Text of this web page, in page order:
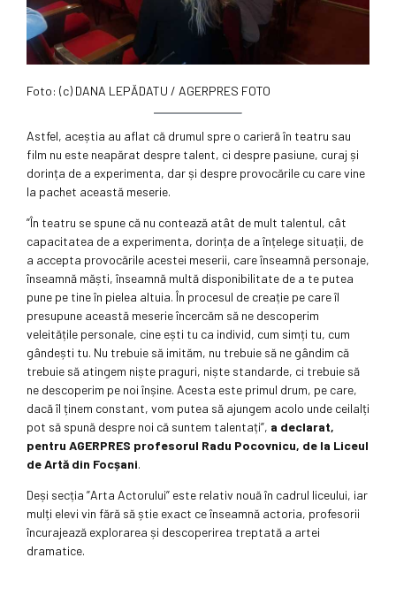
Foto: (c) DANA LEPĂDATU / AGERPRES FOTO
Astfel, aceștia au aflat că drumul spre o carieră în teatru sau
film nu este neapărat despre talent, ci despre pasiune, curaj și
dorința de a experimenta, dar și despre provocările cu care vine
la pachet această meserie.
”În teatru se spune că nu contează atât de mult talentul, cât
capacitatea de a experimenta, dorința de a înțelege situații, de
a accepta provocările acestei meserii, care înseamnă personaje,
înseamnă măști, înseamnă multă disponibilitate de a te putea
pune pe tine în pielea altuia. În procesul de creație pe care îl
presupune această meserie încercăm să ne descoperim
veleitățile personale, cine ești tu ca individ, cum simți tu, cum
gândești tu. Nu trebuie să imităm, nu trebuie să ne gândim că
trebuie să atingem niște praguri, niște standarde, ci trebuie să
ne descoperim pe noi înșine. Acesta este primul drum, pe care,
dacă îl ținem constant, vom putea să ajungem acolo unde ceilalți
pot să spună despre noi că suntem talentați”, a declarat,
pentru AGERPRES profesorul Radu Pocovnicu, de la Liceul
de Artă din Focșani.
Deși secția ”Arta Actorului” este relativ nouă în cadrul liceului, iar
mulți elevi vin fără să știe exact ce înseamnă actoria, profesorii
încurajează explorarea și descoperirea treptată a artei
dramatice.